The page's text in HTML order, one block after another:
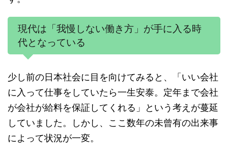
現代は「我慢しない働き方」が手に入る時
代となっている
少し前の日本社会に目を向けてみると、「いい会社
に入って仕事をしていたら一生安泰。定年まで会社
が会社が給料を保証してくれる」という考えが蔓延
していました。しかし、ここ数年の未曾有の出来事
によって状況が一変。